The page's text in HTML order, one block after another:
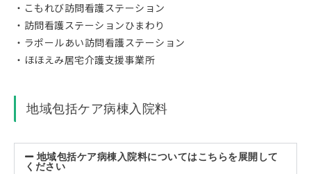
・こもれび訪問看護ステーション
・訪問看護ステーションひまわり
・ラポールあい訪問看護ステーション
・ほほえみ居宅介護支援事業所
地域包括ケア病棟入院料
地域包括ケア病棟入院料についてはこちらを展開して
ください